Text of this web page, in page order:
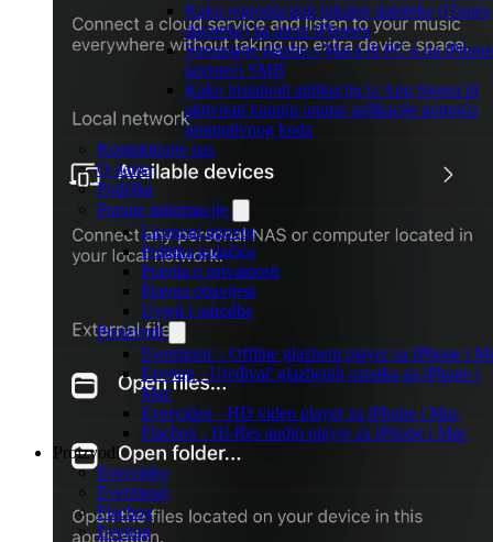
Kako reproducirati lokalne datoteke (iTunes
datoteke) na mom iPhoneu
Streamajte glazbu s Maca ili PC-a na iPhone
koristeći SMB
Kako instalirati aplikaciju iz App Storea ili
aktivirati kupnju unutar aplikacije pomoću
promotivnog koda
Kontaktirajte nas
O nama
Podrška
Pravne informacije
Licencni ugovor
Politika kolačića
Pravila o privatnosti
Pravna obavijest
Uvjeti i odredbe
Proizvodi
Evermusic - Offline glazbeni player za iPhone i
Evertag - Uređivač glazbenih oznaka za iPhone i
Mac
Evervideo - HD video player za iPhone i Mac
Flacbox - Hi-Res audio player za iPhone i Mac
Proizvodi
Evervideo
Evermusic
Flacbox
Evertag